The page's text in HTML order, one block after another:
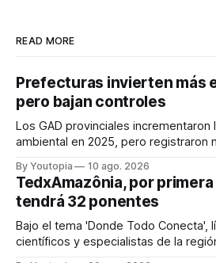
READ MORE
Prefecturas invierten más
pero bajan controles
Los GAD provinciales incrementaron
ambiental en 2025, pero registraron
By Youtopia 10 ago. 2026
TedxAmazônia, por
tendrá 32 ponentes
Bajo el tema 'Donde Todo Conecta',
científicos y especialistas de la